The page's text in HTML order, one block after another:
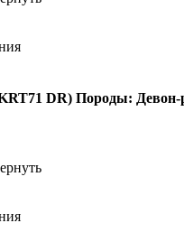
DR) Породы: Девон-